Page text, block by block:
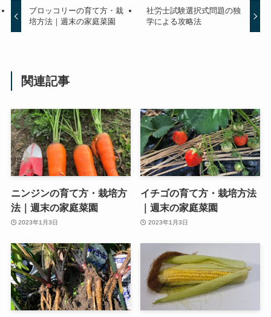
ブロッコリーの育て方・栽
培方法｜週末の家庭菜園
社労士試験選択式問題の独
学による攻略法
関連記事
ニンジンの育て方・栽培方
法｜週末の家庭菜園
2023年1月3日
イチゴの育て方・栽培方法
｜週末の家庭菜園
2023年1月3日